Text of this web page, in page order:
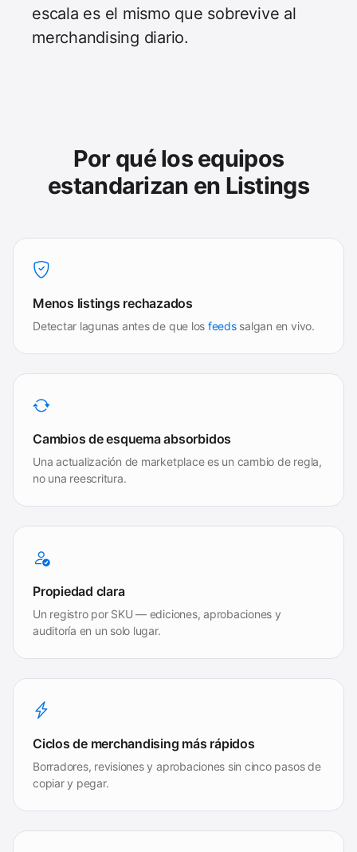
escala es el mismo que sobrevive al
merchandising diario.
Por qué los equipos
estandarizan en Listings
Menos listings rechazados
Detectar lagunas antes de que los feedssalgan en vivo.
Cambios de esquema absorbidos
Una actualización de marketplace es un cambio de regla,
no una reescritura.
Propiedad clara
Un registro por SKU — ediciones, aprobaciones y
auditoría en un solo lugar.
Ciclos de merchandising más rápidos
Borradores, revisiones y aprobaciones sin cinco pasos de
copiar y pegar.